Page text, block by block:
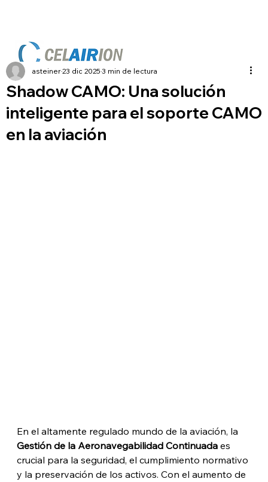
Shadow CAMO: Una solución
inteligente para el soporte CAMO
en la aviación
asteiner23 dic 20253 min de lectura
En el altamente regulado mundo de la aviación, la
Gestión de la Aeronavegabilidad Continuada es
crucial para la seguridad, el cumplimiento normativo
y la preservación de los activos. Con el aumento de